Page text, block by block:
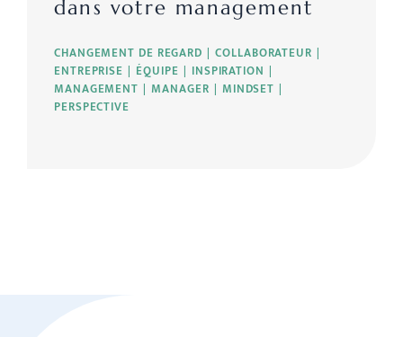
CHANGEMENT DE REGARD
COLLABORATEUR
ENTREPRISE
ÉQUIPE
INSPIRATION
MANAGEMENT
MANAGER
MINDSET
PERSPECTIVE
dans votre management